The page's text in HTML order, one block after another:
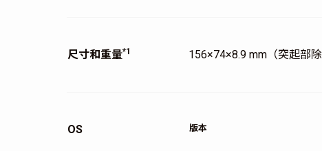
尺寸和重量*1 156×74×8.9 mm（突起部
OS 版本